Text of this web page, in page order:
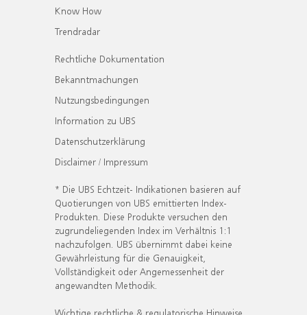
Know How
Trendradar
Rechtliche Dokumentation
Bekanntmachungen
Nutzungsbedingungen
Information zu UBS
Datenschutzerklärung
Disclaimer / Impressum
* Die UBS Echtzeit- Indikationen basieren auf
Quotierungen von UBS emittierten Index-
Produkten. Diese Produkte versuchen den
zugrundeliegenden Index im Verhältnis 1:1
nachzufolgen. UBS übernimmt dabei keine
Gewährleistung für die Genauigkeit,
Vollständigkeit oder Angemessenheit der
angewandten Methodik.